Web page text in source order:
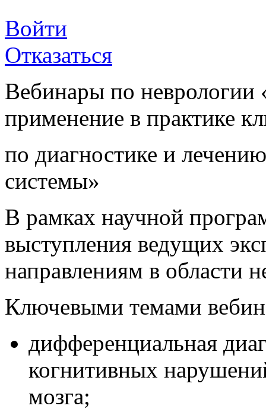
Войти
Отказаться
Вебинары по неврологии
применение в практике
по диагностике и
системы»
В рамках научной
выступления ведущих
направлениям в области
Ключевыми темами
дифференциальная
когнитивных
мозга;